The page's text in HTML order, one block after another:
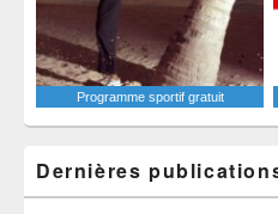
Programme sportif gratuit
Dernières